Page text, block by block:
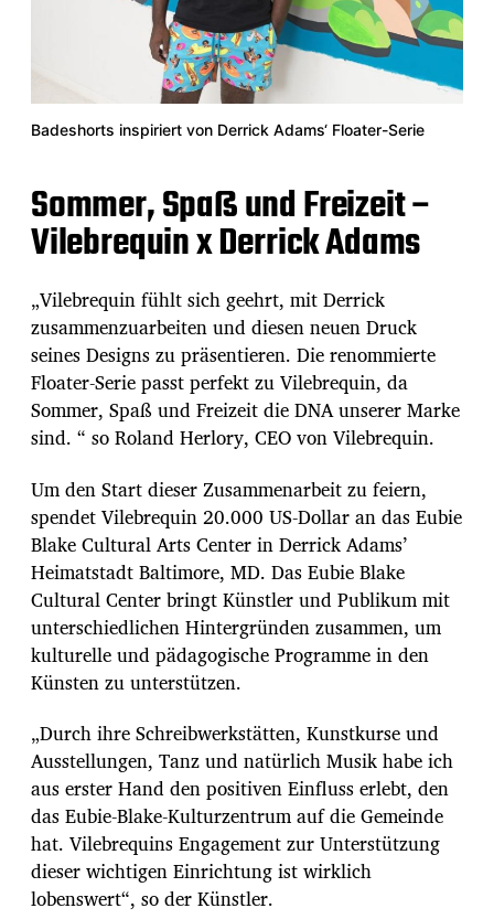
Badeshorts inspiriert von Derrick Adams‘ Floater-Serie
Sommer, Spaß und Freizeit –
Vilebrequin x Derrick Adams
„Vilebrequin fühlt sich geehrt, mit Derrick
zusammenzuarbeiten und diesen neuen Druck
seines Designs zu präsentieren. Die renommierte
Floater-Serie passt perfekt zu Vilebrequin, da
Sommer, Spaß und Freizeit die DNA unserer Marke
sind. “ so Roland Herlory, CEO von Vilebrequin.
Um den Start dieser Zusammenarbeit zu feiern,
spendet Vilebrequin 20.000 US-Dollar an das Eubie
Blake Cultural Arts Center in Derrick Adams’
Heimatstadt Baltimore, MD. Das Eubie Blake
Cultural Center bringt Künstler und Publikum mit
unterschiedlichen Hintergründen zusammen, um
kulturelle und pädagogische Programme in den
Künsten zu unterstützen.
„Durch ihre Schreibwerkstätten, Kunstkurse und
Ausstellungen, Tanz und natürlich Musik habe ich
aus erster Hand den positiven Einfluss erlebt, den
das Eubie-Blake-Kulturzentrum auf die Gemeinde
hat. Vilebrequins Engagement zur Unterstützung
dieser wichtigen Einrichtung ist wirklich
lobenswert“, so der Künstler.